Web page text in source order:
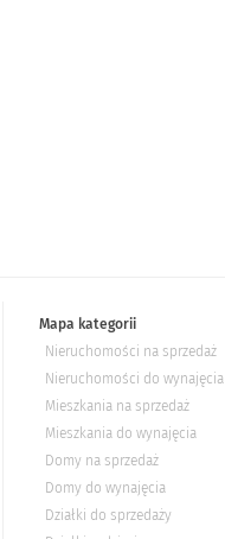
Mapa kategorii
Nieruchomości na sprzedaż
Nieruchomości do wynajęcia
Mieszkania na sprzedaż
Mieszkania do wynajęcia
Domy na sprzedaż
Domy do wynajęcia
Działki do sprzedaży